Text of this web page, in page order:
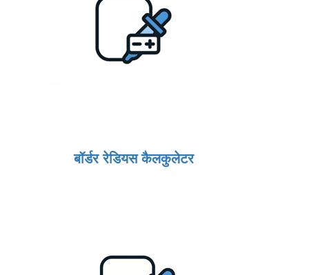
बॉर्डर रेडियस कैलकुलेटर